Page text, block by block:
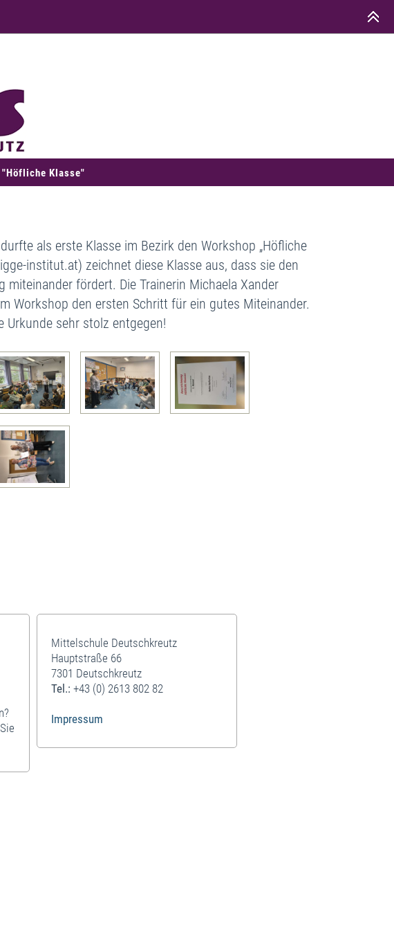
"Höfliche Klasse"
als erste Klasse im Bezirk den Workshop „Höfliche
institut.at) zeichnet diese Klasse aus, dass sie den
fördert. Die Trainerin Michaela Xander
Workshop den ersten Schritt für ein gutes Miteinander.
Urkunde sehr stolz entgegen!
Mittelschule Deutschkreutz
Hauptstraße 66
7301 Deutschkreutz
Tel.: +43 (0) 2613 802 82
Impressum